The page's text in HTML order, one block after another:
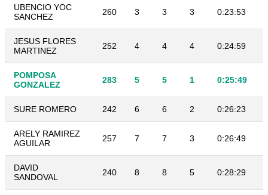
UBENCIO YOC
SANCHEZ
260 3 3 3 0:23:53
JESUS FLORES
MARTINEZ
252 4 4 4 0:24:59
POMPOSA
GONZALEZ
283 5 5 1 0:25:49
SURE ROMERO 242 6 6 2 0:26:23
ARELY RAMIREZ
AGUILAR
257 7 7 3 0:26:49
DAVID
SANDOVAL
240 8 8 5 0:28:29